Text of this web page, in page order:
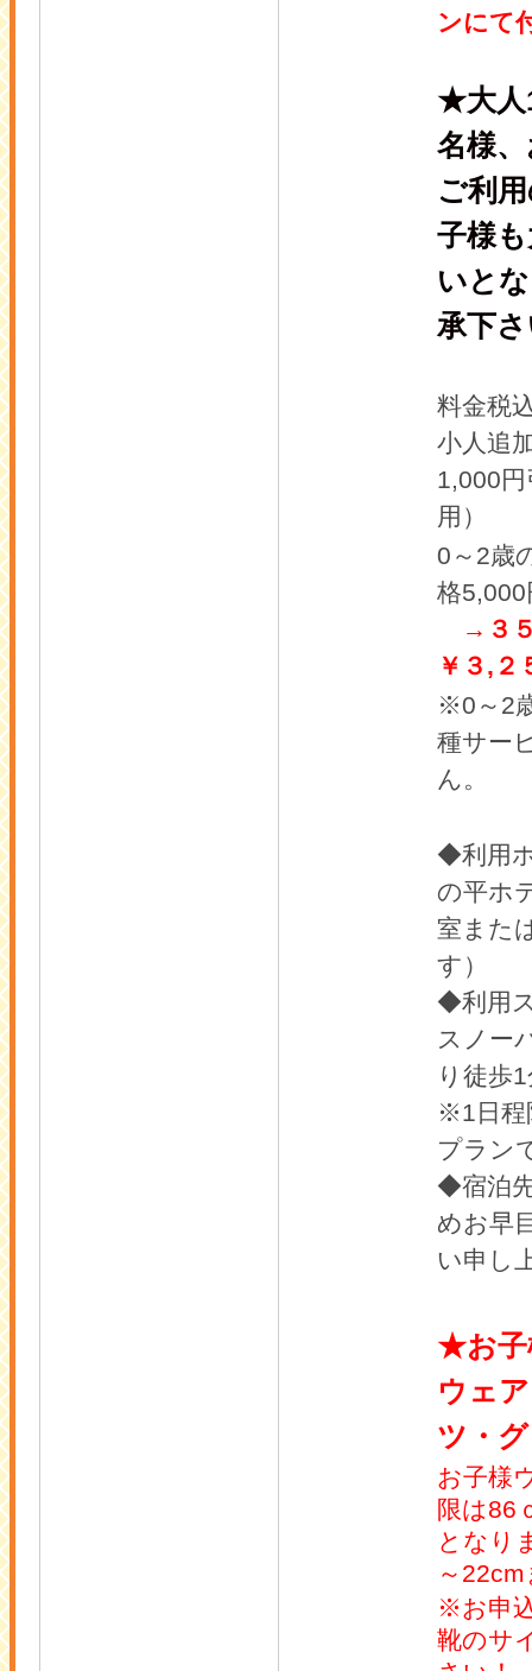
ンにて
★大人
名様
ご利
子様
いと
承下
料金税
小人追
1,000
用）
0～2歳
格5,000
→３
￥３,２
※0～2
種サー
ん。
◆利用
の平ホ
室また
す）
◆利用
スノー
り徒歩
※1日程
プラン
◆宿泊
めお早
い申し
★お子
ウェ
ツ・
お子様
限は86
となり
～
※お申
靴のサ